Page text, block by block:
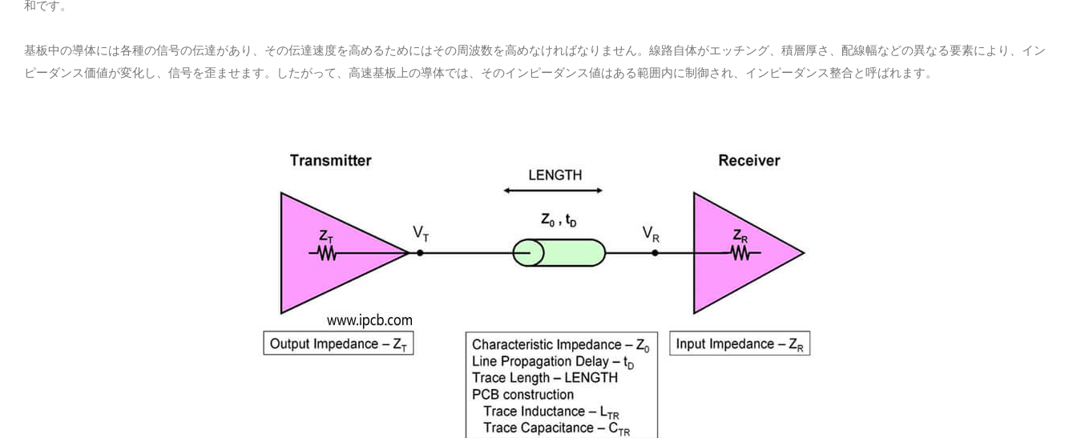
和です。
基板中の導体には各種の信号の伝達があり、その伝達速度を高めるためにはその周波数を高めなければなりません。線路自体がエッチング、積層厚さ、配線幅などの異なる要素により、イン
ピーダンス価値が変化し、信号を歪ませます。したがって、高速基板上の導体では、そのインピーダンス値はある範囲内に制御され、インピーダンス整合と呼ばれます。